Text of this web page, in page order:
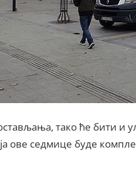
тако ће бити и
ове седмице буде